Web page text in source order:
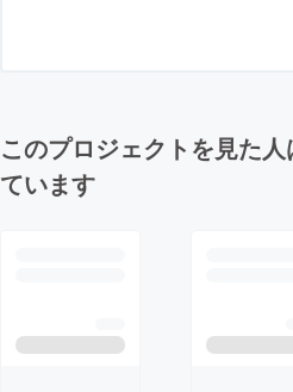
このプロジェクトを見た
ています